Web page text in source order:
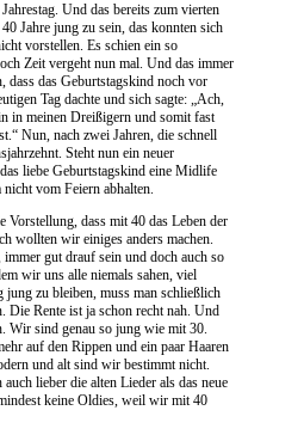
Und das bereits zum vierten
Jahre jung zu sein, das konnten sich
vorstellen. Es schien ein so
Zeit vergeht nun mal. Und das immer
dass das Geburtstagskind noch vor
Tag dachte und sich sagte: „Ach,
in meinen Dreißigern und somit fast
Nun, nach zwei Jahren, die schnell
Steht nun ein neuer
liebe Geburtstagskind eine Midlife
vom Feiern abhalten.
Vorstellung, dass mit 40 das Leben der
wollten wir einiges anders machen.
gut drauf sein und doch auch so
wir uns alle niemals sahen, viel
jung zu bleiben, muss man schließlich
Die Rente ist ja schon recht nah. Und
Wir sind genau so jung wie mit 30.
auf den Rippen und ein paar Haaren
und alt sind wir bestimmt nicht.
lieber die alten Lieder als das neue
keine Oldies, weil wir mit 40